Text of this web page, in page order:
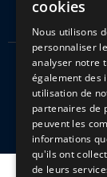
Kitciel 2021
cookies
Nous utilisons
personnaliser
analyser notre
également des
utilisation de
partenaires de
peuvent les
informations
qu'ils ont
de leurs